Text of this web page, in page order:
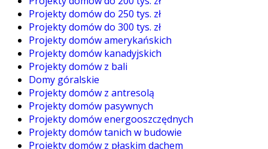
Projekty domów do 250 tys. zł
Projekty domów do 300 tys. zł
Projekty domów amerykańskich
Projekty domów kanadyjskich
Projekty domów z bali
Domy góralskie
Projekty domów z antresolą
Projekty domów pasywnych
Projekty domów energooszczędnych
Projekty domów tanich w budowie
Projekty domów z płaskim dachem